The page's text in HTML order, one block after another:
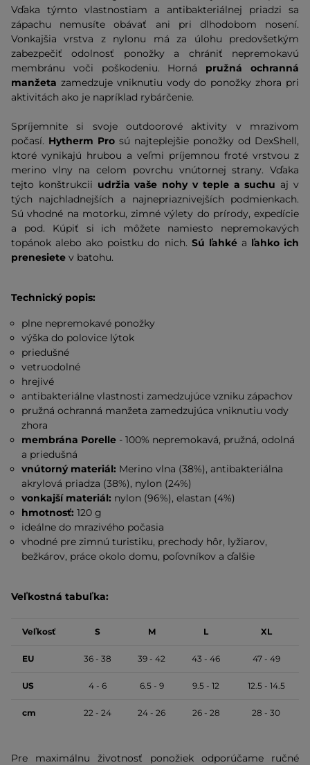
Vďaka týmto vlastnostiam a antibakteriálnej priadzi sa
zápachu nemusíte obávať ani pri dlhodobom nosení.
Vonkajšia vrstva z nylonu má za úlohu predovšetkým
zabezpečiť odolnosť ponožky a chrániť nepremokavú
membránu voči poškodeniu. Horná pružná ochranná
manžeta zamedzuje vniknutiu vody do ponožky zhora pri
aktivitách ako je napríklad rybárčenie.
Spríjemnite si svoje outdoorové aktivity v mrazivom
počasí. Hytherm Pro sú najteplejšie ponožky od DexShell,
ktoré vynikajú hrubou a veľmi príjemnou froté vrstvou z
merino vlny na celom povrchu vnútornej strany. Vďaka
tejto konštrukcii udržia vaše nohy v teple a suchu aj v
tých najchladnejších a najnepriaznivejších podmienkach.
Sú vhodné na motorku, zimné výlety do prírody, expedície
a pod. Kúpiť si ich môžete namiesto nepremokavých
topánok alebo ako poistku do nich. Sú ľahkéa ľahko ich
prenesiete v batohu.
Technický popis:
plne nepremokavé ponožky
výška do polovice lýtok
priedušné
vetruodolné
hrejivé
antibakteriálne vlastnosti zamedzujúce vzniku zápachov
pružná ochranná manžeta zamedzujúca vniknutiu vody
zhora
membrána Porelle - 100% nepremokavá, pružná, odolná
a priedušná
vnútorný materiál: Merino vlna (38%), antibakteriálna
akrylová priadza (38%), nylon (24%)
vonkajší materiál: nylon (96%), elastan (4%)
hmotnosť: 120 g
ideálne do mrazivého počasia
vhodné pre zimnú turistiku, prechody hôr, lyžiarov,
bežkárov, práce okolo domu, poľovníkov a ďalšie
Veľkostná tabuľka:
Veľkosť S M L XL
EU 36 - 38 39 - 42 43 - 46 47 - 49
US 4 - 6 6.5 - 9 9.5 - 12 12.5 - 14.5
cm 22 - 24 24 - 26 26 - 28 28 - 30
Pre maximálnu životnosť ponožiek odporúčame ručné